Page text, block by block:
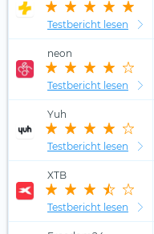
Testbericht lesen
neon
Testbericht lesen
Yuh
Testbericht lesen
XTB
Testbericht lesen